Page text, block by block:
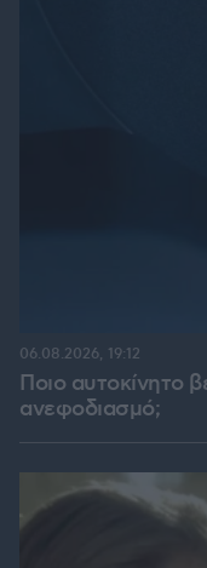
Ποιο αυτοκίνητο
ανεφοδιασμό;
06.08.2026, 19:12